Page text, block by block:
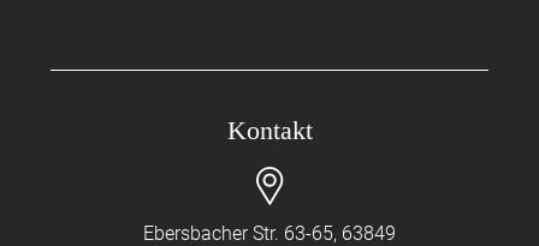
Kontakt
Ebersbacher Str. 63-65, 63849